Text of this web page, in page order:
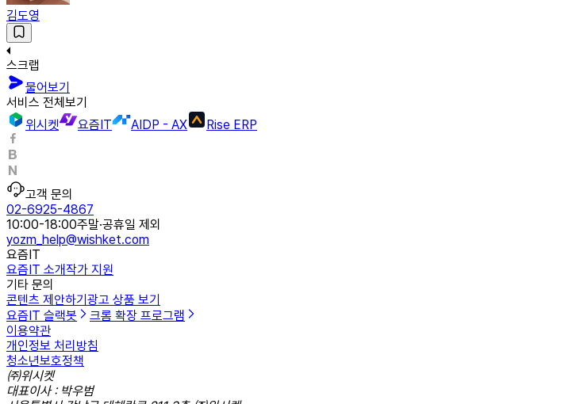
김도영
스크랩
물어보기
서비스 전체보기
위시켓
요즘IT AIDP - AX Rise ERP
고객 문의
02-6925-4867
10:00-18:00주말·공휴일 제외
yozm_help@wishket.com
요즘IT
요즘IT 소개작가 지원
기타 문의
콘텐츠 제안하기광고 상품 보기
요즘IT 슬랙봇
크롬 확장 프로그램
이용약관
개인정보 처리방침
청소년보호정책
㈜위시켓
대표이사 : 박우범